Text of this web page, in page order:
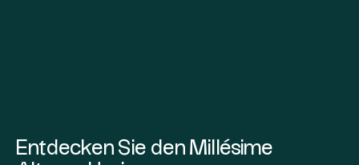
Entdecken Sie den Millésime